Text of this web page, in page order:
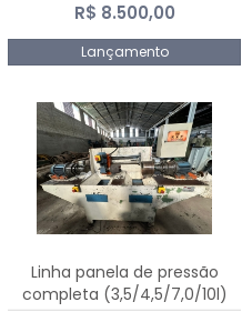
R$ 8.500,00
Lançamento
Linha panela de pressão
completa (3,5/4,5/7,0/10l)